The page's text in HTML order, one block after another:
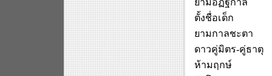
ยามอัฏฐกาล
ตั้งชื่อเด็ก
ยามกาลชะตา
ดาวคู่มิตร-คู่ธาตุ
ห้ามฤกษ์